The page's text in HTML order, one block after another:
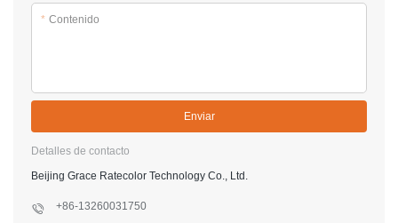
* Contenido
Enviar
Detalles de contacto
Beijing Grace Ratecolor Technology Co., Ltd.
+86-13260031750